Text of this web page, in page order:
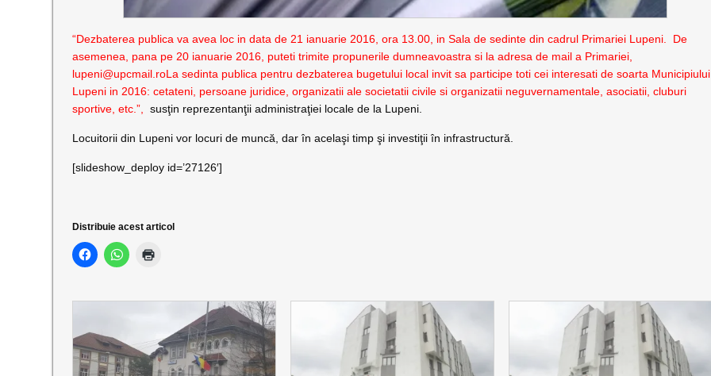
“Dezbaterea publica va avea loc in data de 21 ianuarie 2016, ora 13.00, in Sala de sedinte din cadrul Primariei Lupeni. De
asemenea, pana pe 20 ianuarie 2016, puteti trimite propunerile dumneavoastra si la adresa de mail a Primariei,
lupeni@upcmail.roLa sedinta publica pentru dezbaterea bugetului local invit sa participe toti cei interesati de soarta Municipiului
Lupeni in 2016: cetateni, persoane juridice, organizatii ale societatii civile si organizatii neguvernamentale, asociatii, cluburi
sportive, etc.”,
susţin reprezentanţii administraţiei locale de la Lupeni.
Locuitorii din Lupeni vor locuri de muncă, dar în acelaşi timp şi investiţii în infrastructură.
[slideshow_deploy id=’27126′]
Distribuie acest articol